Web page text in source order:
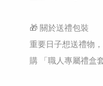
​🎁 關於送禮包裝
重要日子想送禮物
購 「職人專屬禮盒